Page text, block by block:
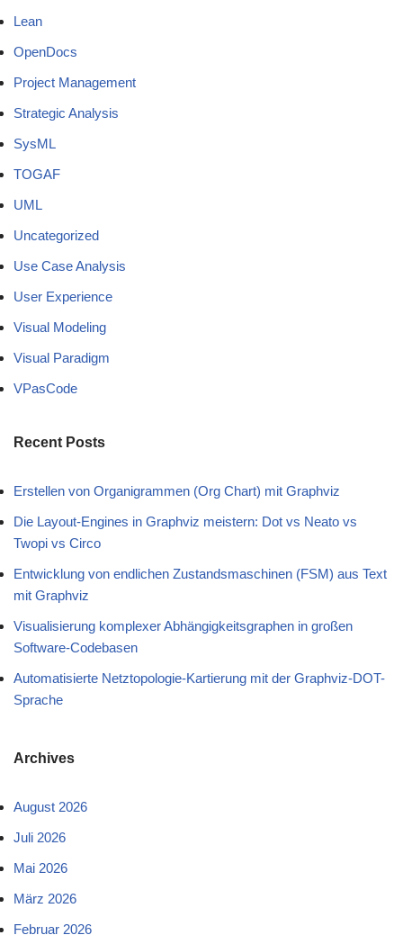
Lean
OpenDocs
Project Management
Strategic Analysis
SysML
TOGAF
UML
Uncategorized
Use Case Analysis
User Experience
Visual Modeling
Visual Paradigm
VPasCode
Recent Posts
Erstellen von Organigrammen (Org Chart) mit Graphviz
Die Layout-Engines in Graphviz meistern: Dot vs Neato vs
Twopi vs Circo
Entwicklung von endlichen Zustandsmaschinen (FSM) aus Text
mit Graphviz
Visualisierung komplexer Abhängigkeitsgraphen in großen
Software-Codebasen
Automatisierte Netztopologie-Kartierung mit der Graphviz-DOT-
Sprache
Archives
August 2026
Juli 2026
Mai 2026
März 2026
Februar 2026